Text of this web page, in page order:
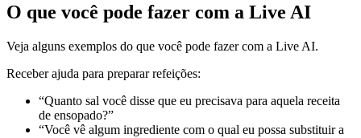
O que você pode fazer com a Live AI
Veja alguns exemplos do que você pode fazer com a Live AI.
Receber ajuda para preparar refeições:
“Quanto sal você disse que eu precisava para aquela receita
de ensopado?”
“Você vê algum ingrediente com o qual eu possa substituir a